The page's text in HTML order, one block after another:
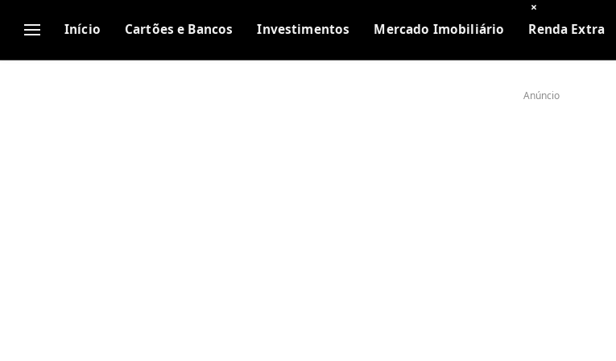
Início Cartões e Bancos Investimentos Mercado Imobiliário Renda Extra
Anúncio
×